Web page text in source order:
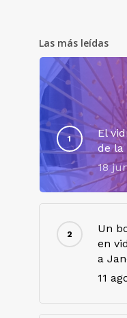
Las más leídas
El
de la
18
Un
en
a
11